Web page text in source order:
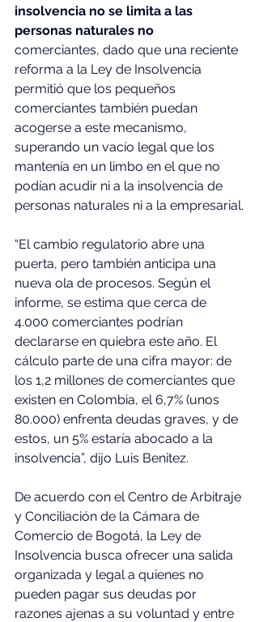
insolvencia no se limita a las
personas naturales no
comerciantes, dado que una reciente
reforma a la Ley de Insolvencia
permitió que los pequeños
comerciantes también puedan
acogerse a este mecanismo,
superando un vacío legal que los
mantenía en un limbo en el que no
podían acudir ni a la insolvencia de
personas naturales ni a la empresarial.
“El cambio regulatorio abre una
puerta, pero también anticipa una
nueva ola de procesos. Según el
informe, se estima que cerca de
4.000 comerciantes podrían
declararse en quiebra este año. El
cálculo parte de una cifra mayor: de
los 1,2 millones de comerciantes que
existen en Colombia, el 6,7% (unos
80.000) enfrenta deudas graves, y de
estos, un 5% estaría abocado a la
insolvencia”, dijo Luis Benitez.
De acuerdo con el Centro de Arbitraje
y Conciliación de la Cámara de
Comercio de Bogotá, la Ley de
Insolvencia busca ofrecer una salida
organizada y legal a quienes no
pueden pagar sus deudas por
razones ajenas a su voluntad y entre